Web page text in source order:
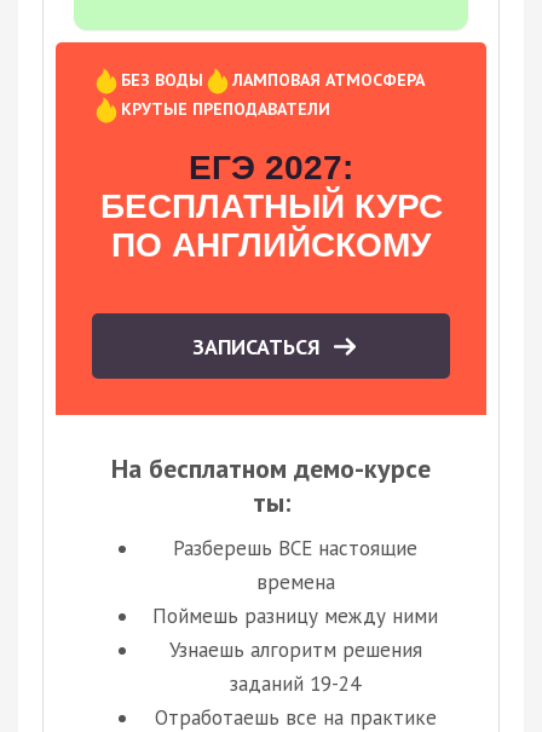
БЕЗ ВОДЫ
ЛАМПОВАЯ АТМОСФЕРА
КРУТЫЕ ПРЕПОДАВАТЕЛИ
ЕГЭ 2027:
БЕСПЛАТНЫЙ КУРС
ПО АНГЛИЙСКОМУ
ЗАПИСАТЬСЯ
На бесплатном демо-курсе
ты:
Разберешь ВСЕ настоящие
времена
Поймешь разницу между ними
Узнаешь алгоритм решения
заданий 19-24
Отработаешь все на практике